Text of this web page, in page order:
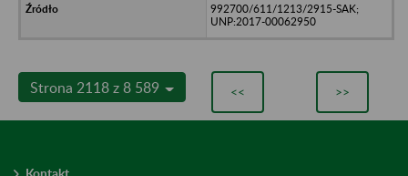
992700/611/1213/2915-SAK;
UNP:2017-00062950
Strona 2118 z 8 589 << >>
Kontakt